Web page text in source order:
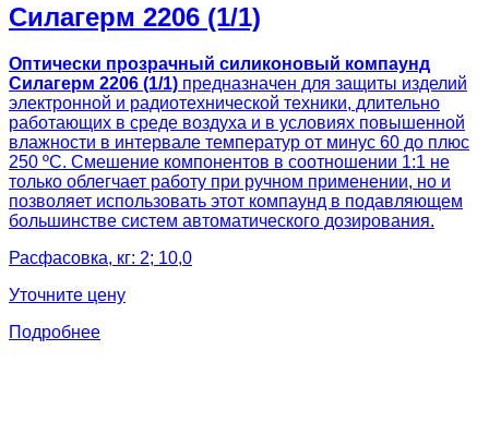
Силагерм 2206 (1/1)
Оптически прозрачный силиконовый компаунд
Силагерм 2206 (1/1) предназначен для защиты изделий
электронной и радиотехнической техники, длительно
работающих в среде воздуха и в условиях повышенной
влажности в интервале температур от минус 60 до плюс
250 ºС. Смешение компонентов в соотношении 1:1 не
только облегчает работу при ручном применении, но и
позволяет использовать этот компаунд в подавляющем
большинстве систем автоматического дозирования.
Расфасовка, кг: 2; 10,0
Уточните цену
Подробнее